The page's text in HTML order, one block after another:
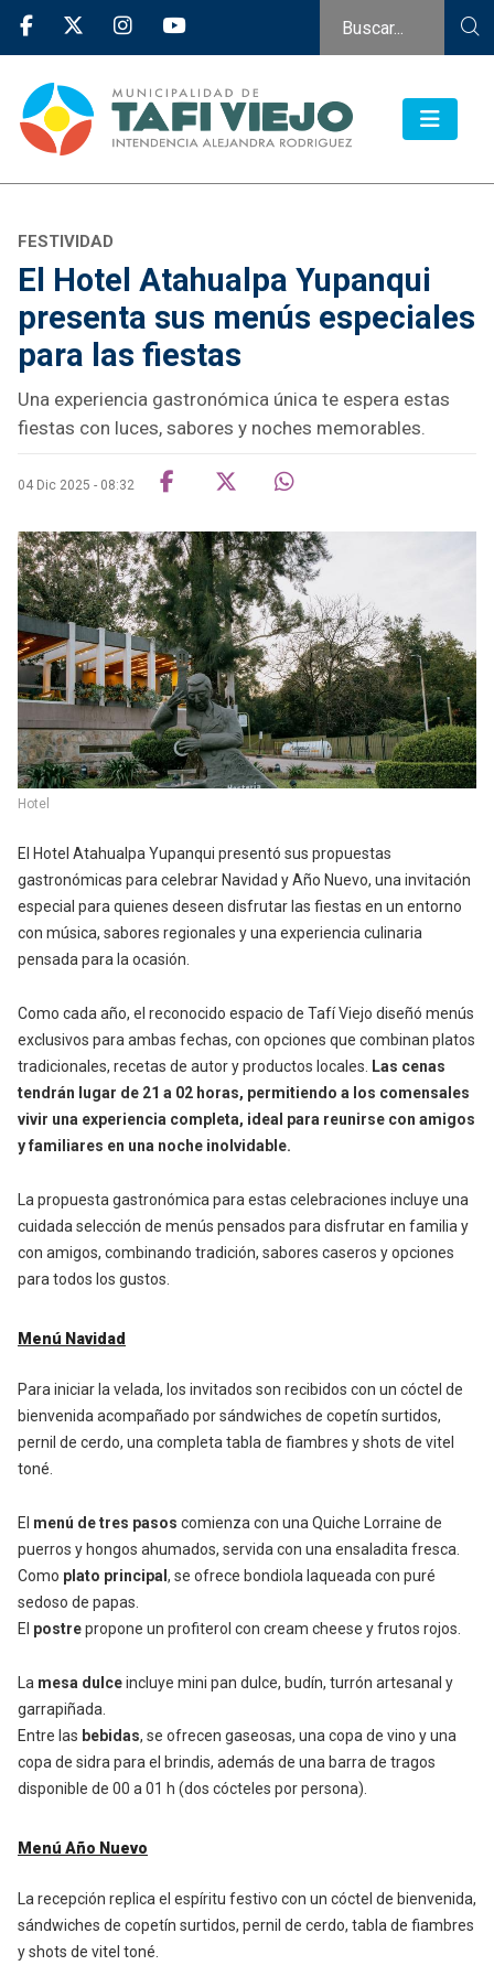
FESTIVIDAD
El Hotel Atahualpa Yupanqui
presenta sus menús especiales
para las fiestas
Una experiencia gastronómica única te espera estas
fiestas con luces, sabores y noches memorables.
04 Dic 2025 - 08:32
Hotel
El Hotel Atahualpa Yupanqui presentó sus propuestas
gastronómicas para celebrar Navidad y Año Nuevo, una invitación
especial para quienes deseen disfrutar las fiestas en un entorno
con música, sabores regionales y una experiencia culinaria
pensada para la ocasión.
Como cada año, el reconocido espacio de Tafí Viejo diseñó menús
exclusivos para ambas fechas, con opciones que combinan platos
tradicionales, recetas de autor y productos locales. Las cenas
tendrán lugar de 21 a 02 horas, permitiendo a los comensales
vivir una experiencia completa, ideal para reunirse con amigos
y familiares en una noche inolvidable.
La propuesta gastronómica para estas celebraciones incluye una
cuidada selección de menús pensados para disfrutar en familia y
con amigos, combinando tradición, sabores caseros y opciones
para todos los gustos.
Menú Navidad
Para iniciar la velada, los invitados son recibidos con un cóctel de
bienvenida acompañado por sándwiches de copetín surtidos,
pernil de cerdo, una completa tabla de fiambres y shots de vitel
toné.
El menú de tres pasos comienza con una Quiche Lorraine de
puerros y hongos ahumados, servida con una ensaladita fresca.
Como plato principal , se ofrece bondiola laqueada con puré
sedoso de papas.
El postrepropone un profiterol con cream cheese y frutos rojos.
La mesa dulceincluye mini pan dulce, budín, turrón artesanal y
garrapiñada.
Entre las bebidas, se ofrecen gaseosas, una copa de vino y una
copa de sidra para el brindis, además de una barra de tragos
disponible de 00 a 01 h (dos cócteles por persona).
Menú Año Nuevo
La recepción replica el espíritu festivo con un cóctel de bienvenida,
sándwiches de copetín surtidos, pernil de cerdo, tabla de fiambres
y shots de vitel toné.